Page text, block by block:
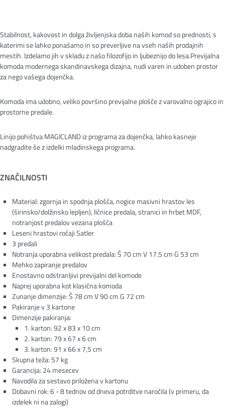
Stabilnost, kakovost in dolga življenjska doba naših komod so prednosti, s
katerimi se lahko ponašamo in so preverljive na vseh naših prodajnih
mestih. Izdelamo jih v skladu z našo filozofijo in ljubeznijo do lesa.Previjalna
komoda modernega skandinavskega dizajna, nudi varen in udoben prostor
za nego vašega dojenčka.
Komoda ima udobno, veliko površino previjalne plošče z varovalno ograjico in
prostorne predale.
Linijo pohištva MAGICLAND iz programa za dojenčka, lahko kasneje
nadgradite še z izdelki mladinskega programa.
ZNAČILNOSTI
Material: zgornja in spodnja plošča, nogice masivni hrastov les
(širinsko/dolžinsko lepljen), ličnice predala, stranici in hrbet MDF,
notranjost predalov vezana plošča
Leseni hrastovi ročaji Satler
3 predali
Notranja uporabna velikost predala: Š 70 cm V 17.5 cm G 53 cm
Mehko zapiranje predalov
Enostavno odstranljivi previjalni del komode
Naprej uporabna kot klasična komoda
Zunanje dimenzije: Š 78 cm V 90 cm G 72 cm
Pakiranje v 3 kartone
Dimenzije pakiranja:
1. karton: 92 x 83 x 10 cm
2. karton: 79 x 67 x 6 cm
3. karton: 91 x 66 x 7,5 cm
Skupna teža: 57 kg
Garancija: 24 mesecev
Navodila za sestavo priložena v kartonu
Dobavni rok: 6 - 8 tednov od dneva potrditve naročila (v primeru, da
izdelek ni na zalogi)